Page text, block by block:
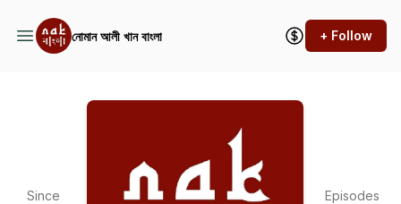
নোমান আলী খান বাংলা + Follow
Since Episodes